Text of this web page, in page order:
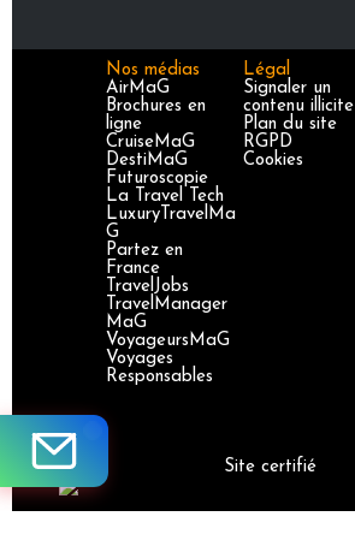
Nos médias
AirMaG
Brochures en
ligne
CruiseMaG
DestiMaG
Futuroscopie
La Travel Tech
LuxuryTravelMa
G
Partez en
France
TravelJobs
TravelManager
MaG
VoyageursMaG
Voyages
Responsables
Légal
Signaler un
contenu illicite
Plan du site
RGPD
Cookies
Site certifié